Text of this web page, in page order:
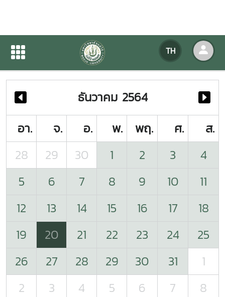
TH
ปฏิทินกิจกรรมของหน่วยงาน
ปฏิทินกิจกรรมของหน่วยงาน
ธันวาคม 2564
อา.
จ. อ. พ. พฤ. ศ.
ส.
28
29 30 1 2 3
4
5
6 7 8 9 10
11
12
13 14 15 16 17
18
19
20 21 22 23 24
25
26
27 28 29 30 31
1
2
3 4 5 6 7 8